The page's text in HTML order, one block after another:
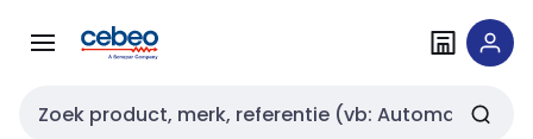
naar
naar
Zoekveld invoer